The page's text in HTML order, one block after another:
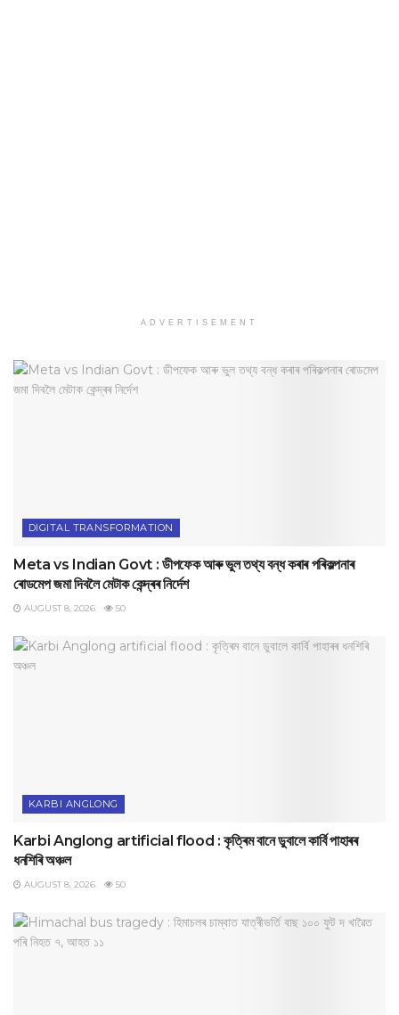
ADVERTISEMENT
DIGITAL TRANSFORMATION
Meta vs Indian Govt : ডীপফেক আৰু ভুল তথ্য বন্ধ কৰাৰ পৰিকল্পনাৰ
ৰোডমেপ জমা দিবলৈ মেটাক কেন্দ্ৰৰ নিৰ্দেশ
AUGUST 8, 2026 50
KARBI ANGLONG
Karbi Anglong artificial flood : কৃত্ৰিম বানে ডুবালে কাৰ্বি পাহাৰৰ
ধনশিৰি অঞ্চল
AUGUST 8, 2026 50